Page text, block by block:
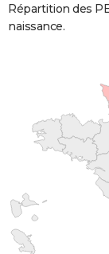
Répartition des
naissance.